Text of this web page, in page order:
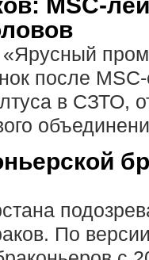
после
в СЗТО,
По